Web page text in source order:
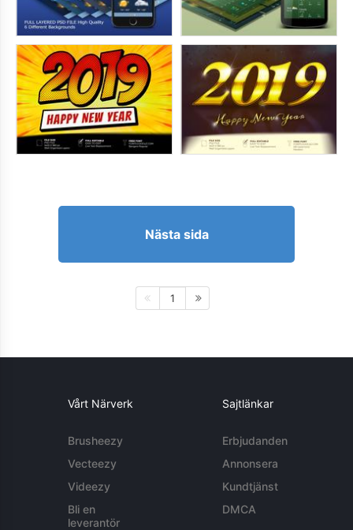
Nästa sida
1
Vårt Närverk
Brusheezy
Vecteezy
Videezy
Bli en
leverantör
Sajtlänkar
Erbjudanden
Annonsera
Kundtjänst
DMCA